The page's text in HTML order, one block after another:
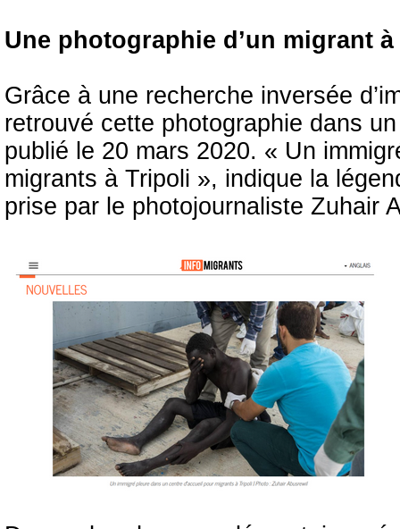
Une photographie d’un migrant
Grâce à une recherche inversée
retrouvé cette photographie dans
publié le 20 mars 2020. « Un
migrants à Tripoli », indique la
prise par le photojournaliste Zuhair